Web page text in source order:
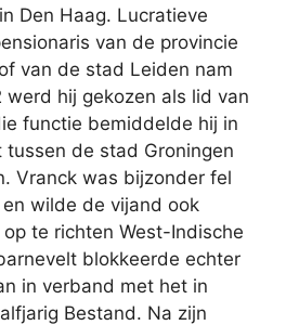
Den Haag. Lucratieve
van de provincie
van de stad Leiden nam
werd hij gekozen als lid van
functie bemiddelde hij in
tussen de stad Groningen
Vranck was bijzonder fel
wilde de vijand ook
te richten West-Indische
blokkeerde echter
in verband met het in
Bestand. Na zijn